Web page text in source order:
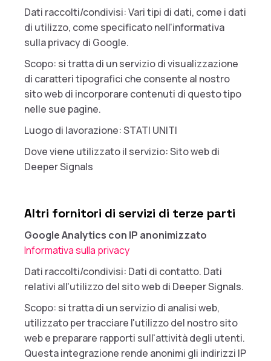
Dati raccolti/condivisi: Vari tipi di dati, come i dati
di utilizzo, come specificato nell'informativa
sulla privacy di Google.
Scopo: si tratta di un servizio di visualizzazione
di caratteri tipografici che consente al nostro
sito web di incorporare contenuti di questo tipo
nelle sue pagine.
Luogo di lavorazione: STATI UNITI
Dove viene utilizzato il servizio: Sito web di
Deeper Signals
Altri fornitori di servizi di terze parti
Google Analytics con IP anonimizzato
Informativa sulla privacy
Dati raccolti/condivisi: Dati di contatto. Dati
relativi all'utilizzo del sito web di Deeper Signals.
Scopo: si tratta di un servizio di analisi web,
utilizzato per tracciare l'utilizzo del nostro sito
web e preparare rapporti sull'attività degli utenti.
Questa integrazione rende anonimi gli indirizzi IP